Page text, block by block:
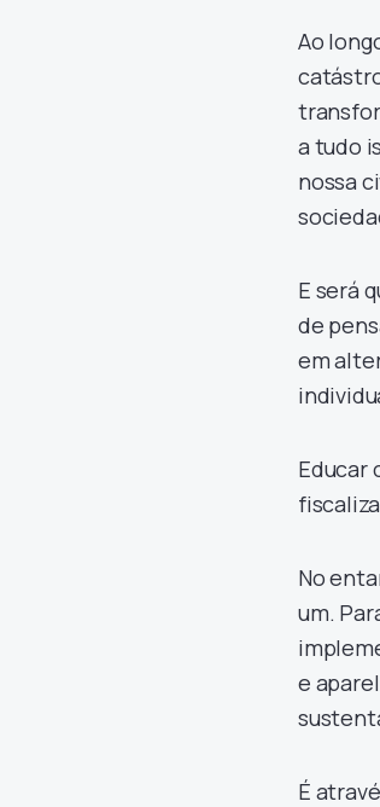
Ao
a tudo
nossa
E será
de
em
Educar
No
um.
e
É